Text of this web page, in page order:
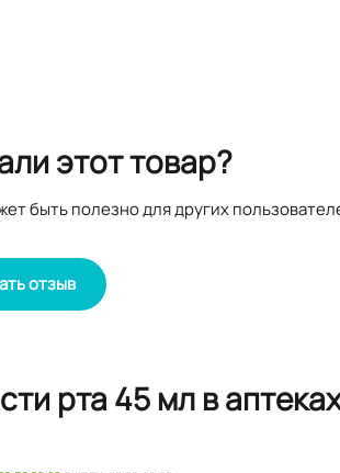
этот товар?
быть полезно для других
отзыв
рта 45 мл в